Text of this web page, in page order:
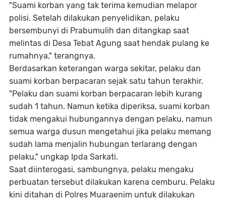
"Suami korban yang tak terima kemudian melapor
polisi. Setelah dilakukan penyelidikan, pelaku
bersembunyi di Prabumulih dan ditangkap saat
melintas di Desa Tebat Agung saat hendak pulang ke
rumahnya," terangnya.
Berdasarkan keterangan warga sekitar, pelaku dan
suami korban berpacaran sejak satu tahun terakhir.
"Pelaku dan suami korban berpacaran lebih kurang
sudah 1 tahun. Namun ketika diperiksa, suami korban
tidak mengakui hubungannya dengan pelaku, namun
semua warga dusun mengetahui jika pelaku memang
sudah lama menjalin hubungan terlarang dengan
pelaku," ungkap Ipda Sarkati.
Saat diinterogasi, sambungnya, pelaku mengaku
perbuatan tersebut dilakukan karena cemburu. Pelaku
kini ditahan di Polres Muaraenim untuk dilakukan